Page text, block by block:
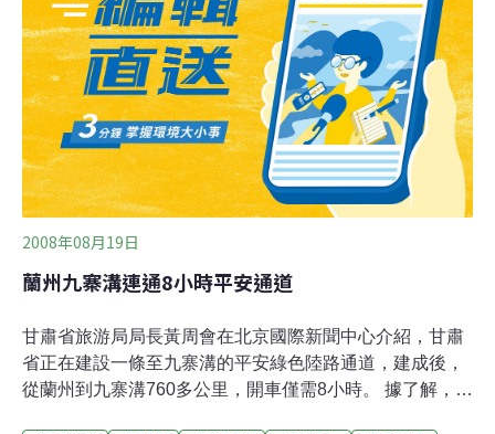
鵝。玻森庫表示：「根據推測，這種瓦塔哈企鵝大約在公
元1300到1500年間滅絕，就在波里尼西亞人大舉移民於此
定居之後。」 她並且說道：「這種企鵝的滅絕連同毛利
（Maori）文化在掠奪者進入時的更動與轉變，為黃眼企鵝
在500年前開創佔領紐西蘭主島的契機。」 此團隊成員之
一、也是阿德雷德大學澳洲古DNA中心代理主任的奧斯
2008年08月19日
蘭州九寨溝連通8小時平安通道
甘肅省旅游局局長黃周會在北京國際新聞中心介紹，甘肅
省正在建設一條至九寨溝的平安綠色陸路通道，建成後，
從蘭州到九寨溝760多公里，開車僅需8小時。 據了解，通